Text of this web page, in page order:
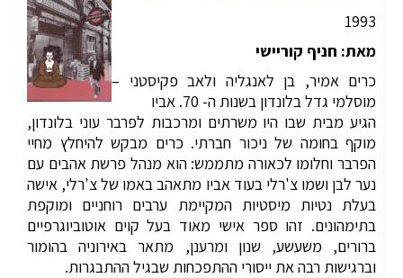
1993
מאת: חניף קוריישי
כרים אמיר, בן לאנגליה ולאב פקיסטני –
מוסלמי גדל בלונדון בשנות ה- 70. אביו
הגיע מבית שבו היו משרתים ומרכבות לפרבר עוני בלונדון,
מוקף בחומה של ניכור חברתי. כרים מבקש להיחלץ מחיי
הפרבר וחלומו לכאורה מתממש: הוא מנהל פרשת אהבים עם
נער לבן ושמו צ'רלי בעוד אביו מתאהב באמו של צ'רלי, אישה
בעלת נטיות מיסטיות המקיימת ערבים רוחניים ומוקפת
בתימהונים. זהו ספר אישי מאוד בעל קוים אוטוביוגרפיים
ברורים, משעשע, שנון ומרענן, מתאר באירוניה בהומור
וברגישות רבה את ייסורי ההתפכחות שבגיל ההתבגרות.